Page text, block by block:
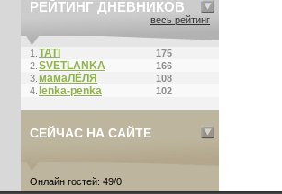
РЕЙТИНГ ДНЕВНИКОВ
весь рейтинг
1. ТАТI
175
2. SVETLANKA
166
3. мамаЛЁЛЯ
108
4. lenka-penka 102
СЕЙЧАС НА САЙТЕ
Онлайн гостей: 49/0